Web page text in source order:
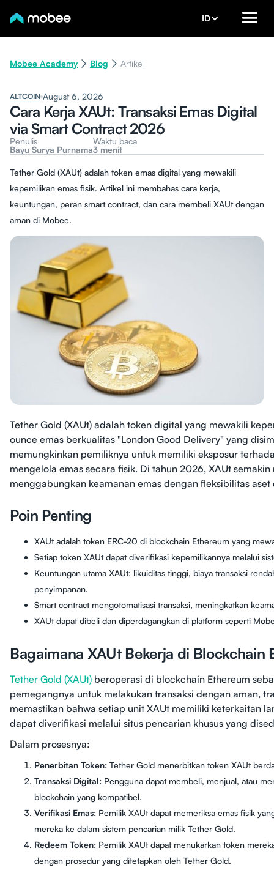
ID
Mobee Academy Blog Artikel
ALTCOIN August 6, 2026
Cara Kerja XAUt: Transaksi Emas Digital
via Smart Contract 2026
Penulis
Bayu Surya Purnama
Waktu baca
3 menit
Tether Gold (XAUt) adalah token emas digital yang mewakili
kepemilikan emas fisik. Artikel ini membahas cara kerja,
keuntungan, peran smart contract, dan cara membeli XAUt dengan
aman di Mobee.
Tether Gold (XAUt) adalah token digital yang mewakili
ounce emas berkualitas "London Good Delivery" yang
memungkinkan pemiliknya untuk memiliki eksposur
mengelola emas secara fisik. Di tahun 2026, XAUt
menggabungkan keamanan emas dengan fleksibilitas
Poin Penting
XAUt adalah token ERC-20 di blockchain Ethereum yang
Setiap token XAUt dapat diverifikasi kepemilikannya melalui
Keuntungan utama XAUt: likuiditas tinggi, biaya transaksi
penyimpanan.
Smart contract mengotomatisasi transaksi, meningkatkan
XAUt dapat dibeli dan diperdagangkan di platform seperti
Bagaimana XAUt Bekerja di Blockchain
Tether Gold (XAUt) beroperasi di blockchain Ethereum
pemegangnya untuk melakukan transaksi dengan aman,
memastikan bahwa setiap unit XAUt memiliki keterkaitan
dapat diverifikasi melalui situs pencarian khusus yang
Dalam prosesnya:
Penerbitan Token: Tether Gold menerbitkan token XAUt
Transaksi Digital: Pengguna dapat membeli, menjual, atau
blockchain yang kompatibel.
Verifikasi Emas: Pemilik XAUt dapat memeriksa emas fisik
mereka ke dalam sistem pencarian milik Tether Gold.
Redeem Token: Pemilik XAUt dapat menukarkan token
dengan prosedur yang ditetapkan oleh Tether Gold.